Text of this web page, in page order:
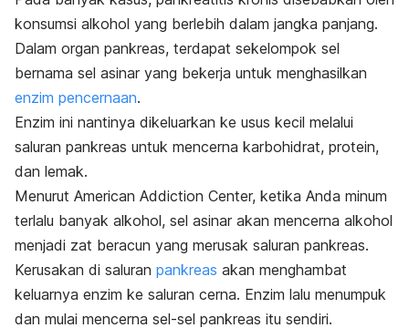
konsumsi alkohol yang berlebih dalam jangka panjang.
Dalam organ pankreas, terdapat sekelompok sel
bernama sel asinar yang bekerja untuk menghasilkan
enzim pencernaan.
Enzim ini nantinya dikeluarkan ke usus kecil melalui
saluran pankreas untuk mencerna karbohidrat, protein,
dan lemak.
Menurut American Addiction Center, ketika Anda minum
terlalu banyak alkohol, sel asinar akan mencerna alkohol
menjadi zat beracun yang merusak saluran pankreas.
Kerusakan di saluran pankreas akan menghambat
keluarnya enzim ke saluran cerna. Enzim lalu menumpuk
dan mulai mencerna sel-sel pankreas itu sendiri.